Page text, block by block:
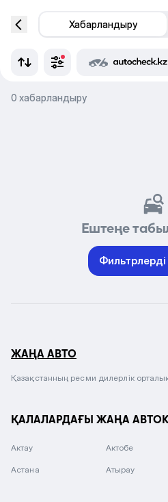
Хабарландыру
0 хабарландыру
Ештеңе
Фильтрлерді
ЖАҢА АВТО
Қазақстанның ресми дилерлік
ҚАЛАЛАРДАҒЫ ЖАҢА
Актау Актобе
Астана Атырау